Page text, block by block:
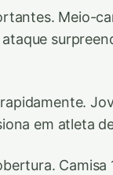
Meio-
em atleta
Camisa